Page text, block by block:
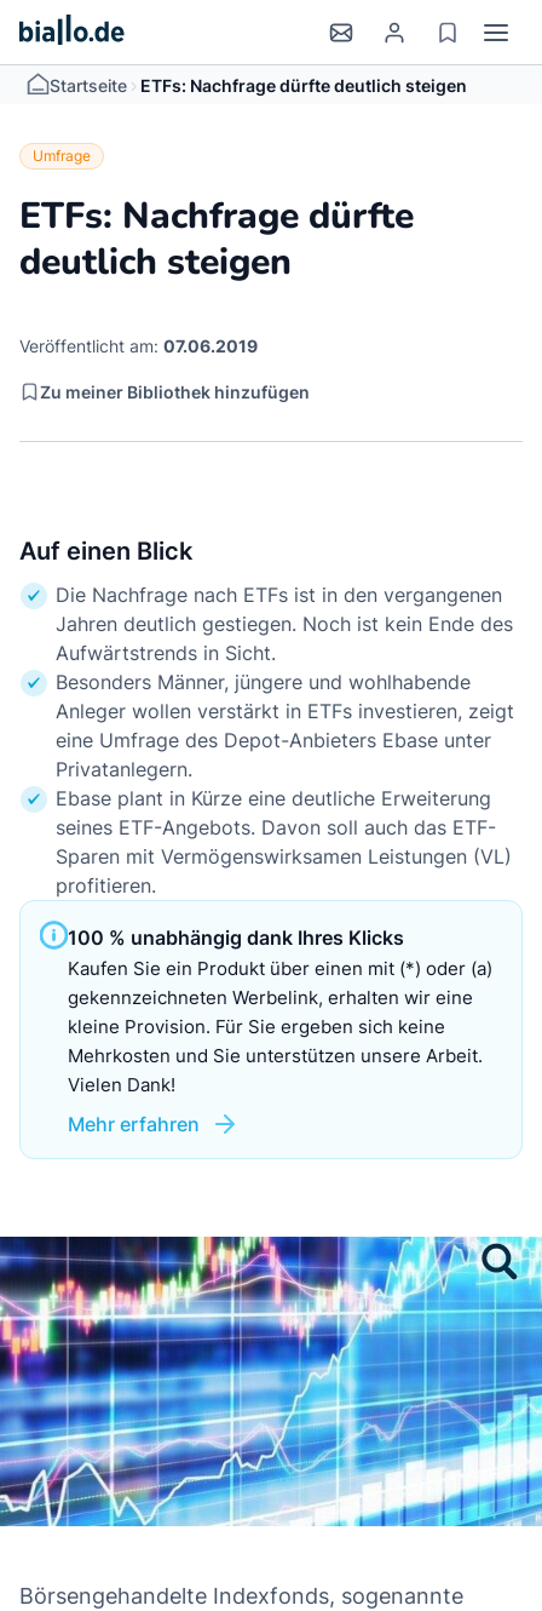
Startseite > ETFs: Nachfrage dürfte deutlich steigen
Umfrage
ETFs: Nachfrage dürfte
deutlich steigen
Veröffentlicht am: 07.06.2019
Zu meiner Bibliothek hinzufügen
Auf einen Blick
Die Nachfrage nach ETFs ist in den vergangenen
Jahren deutlich gestiegen. Noch ist kein Ende des
Aufwärtstrends in Sicht.
Besonders Männer, jüngere und wohlhabende
Anleger wollen verstärkt in ETFs investieren, zeigt
eine Umfrage des Depot-Anbieters Ebase unter
Privatanlegern.
Ebase plant in Kürze eine deutliche Erweiterung
seines ETF-Angebots. Davon soll auch das ETF-
Sparen mit Vermögenswirksamen Leistungen (VL)
profitieren.
100 % unabhängig dank Ihres Klicks
Kaufen Sie ein Produkt über einen mit (*) oder (a)
gekennzeichneten Werbelink, erhalten wir eine
kleine Provision. Für Sie ergeben sich keine
Mehrkosten und Sie unterstützen unsere Arbeit.
Vielen Dank!
Mehr erfahren
Börsengehandelte Indexfonds, sogenannte